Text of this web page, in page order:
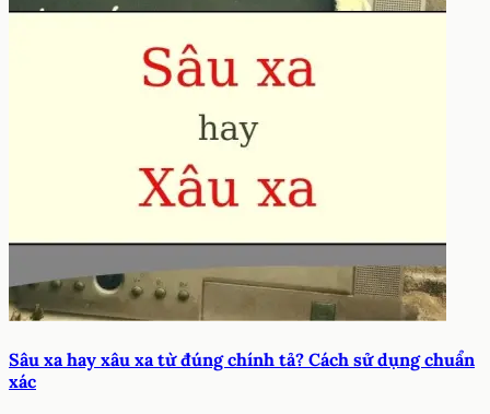
Sâu xa hay xâu xa từ đúng chính tả? Cách sử dụng chuẩn
xác